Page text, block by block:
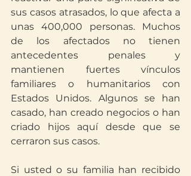
sus casos atrasados, lo que afecta a
unas 400,000 personas. Muchos
de los afectados no tienen
antecedentes penales y
mantienen fuertes vínculos
familiares o humanitarios con
Estados Unidos. Algunos se han
casado, han creado negocios o han
criado hijos aquí desde que se
cerraron sus casos.
Si usted o su familia han recibido